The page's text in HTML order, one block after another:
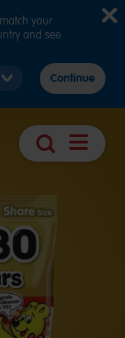
Søk
Åpne
your
and see
Continue